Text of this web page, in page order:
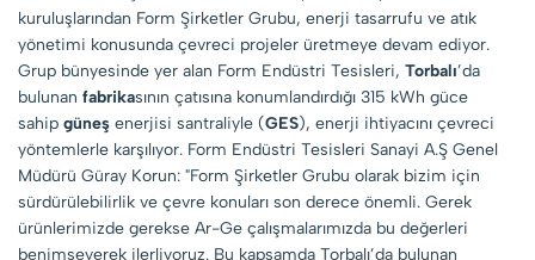
kuruluşlarından Form Şirketler Grubu, enerji tasarrufu ve atık
yönetimi konusunda çevreci projeler üretmeye devam ediyor.
Grup bünyesinde yer alan Form Endüstri Tesisleri, Torbalı’da
bulunan fabrikasının çatısına konumlandırdığı 315 kWh güce
sahip güneş enerjisi santraliyle (GES), enerji ihtiyacını çevreci
yöntemlerle karşılıyor. Form Endüstri Tesisleri Sanayi A.Ş Genel
Müdürü Güray Korun: "Form Şirketler Grubu olarak bizim için
sürdürülebilirlik ve çevre konuları son derece önemli. Gerek
ürünlerimizde gerekse Ar-Ge çalışmalarımızda bu değerleri
benimseyerek ilerliyoruz. Bu kapsamda Torbalı’da bulunan